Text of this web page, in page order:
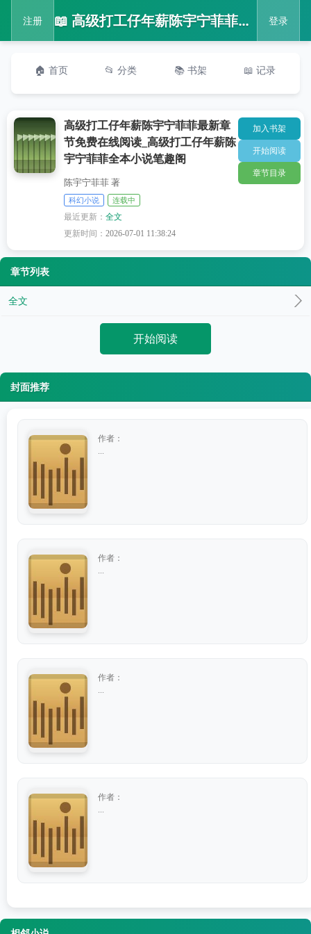
注册 📖 高级打工仔年薪陈宇宁菲菲最新章节免费在线阅读_高级打工仔年薪陈宇宁菲菲全本小说笔趣阁 登录
🏠 首页 📂 分类 📚 书架 📖 记录
高级打工仔年薪陈宇宁菲菲最新章
节免费在线阅读_高级打工仔年薪陈
宇宁菲菲全本小说笔趣阁
陈宇宁菲菲 著
科幻小说 连载中
最近更新：全文
更新时间：2026-07-01 11:38:24
加入书架
开始阅读
章节目录
章节列表
全文
开始阅读
封面推荐
作者：
作者：
作者：
作者：